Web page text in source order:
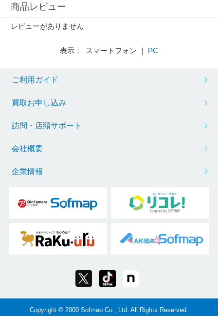
商品レビュー
レビューがありません
表示： スマートフォン ｜ PC
ご利用ガイド
買取お申し込み
訪問・店頭サポート
会社概要
企業情報
Copyright © 2000 Sofmap Co., Ltd. All Rights Reserved.